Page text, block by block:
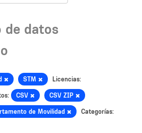
de datos
STM Licencias:
CSV CSV ZIP
de Movilidad Categorías: